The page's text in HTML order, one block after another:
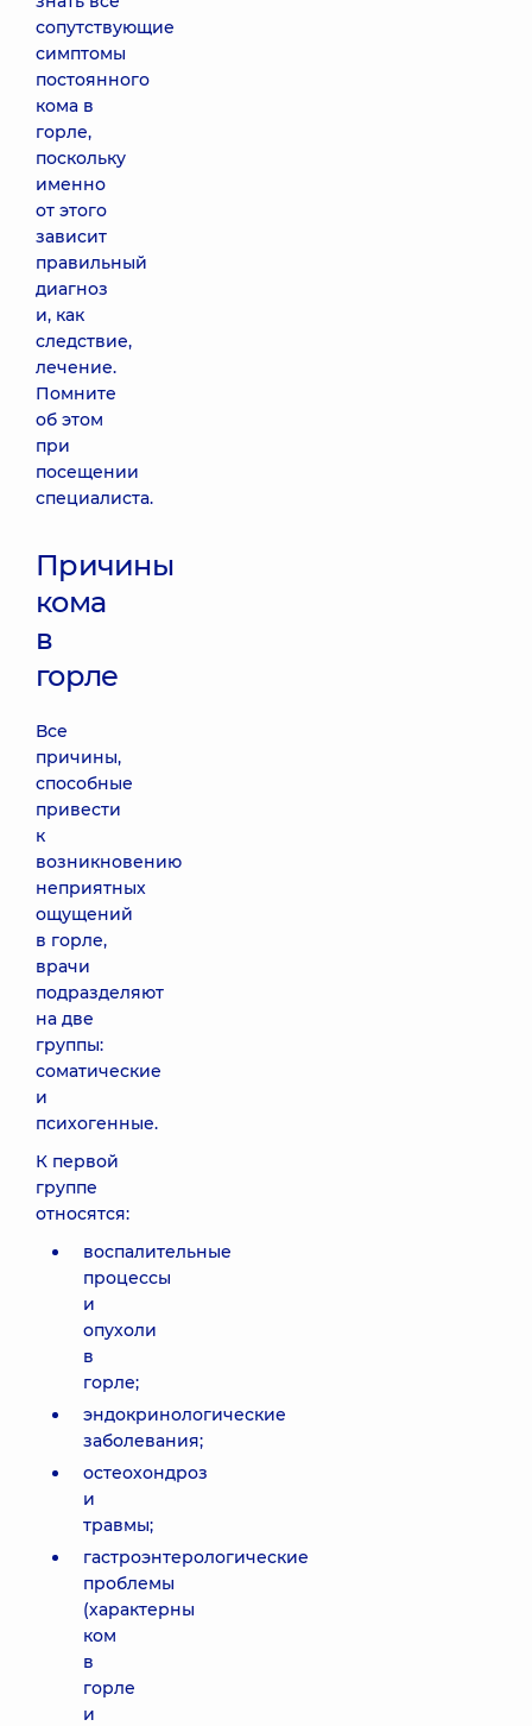
сопутствующие
симптомы
постоянного
кома в
горле,
поскольку
именно
от этого
зависит
правильный
диагноз
и, как
следствие,
лечение.
Помните
об этом
при
посещении
специалиста.
Причины
кома
в
горле
Все
причины,
способные
привести
к
возникновению
неприятных
ощущений
в горле,
врачи
подразделяют
на две
группы:
соматические
и
психогенные.
К первой
группе
относятся:
воспалительные
процессы
и
опухоли
в
горле;
эндокринологические
заболевания;
остеохондроз
и
травмы;
гастроэнтерологические
проблемы
(характерны
ком
в
горле
и